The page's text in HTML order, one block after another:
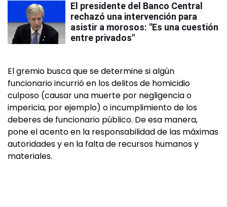
El presidente del Banco Central
rechazó una intervención para
asistir a morosos: "Es una cuestión
entre privados"
El gremio busca que se determine si algún
funcionario incurrió en los delitos de homicidio
culposo (causar una muerte por negligencia o
impericia, por ejemplo) o incumplimiento de los
deberes de funcionario público. De esa manera,
pone el acento en la responsabilidad de las máximas
autoridades y en la falta de recursos humanos y
materiales.